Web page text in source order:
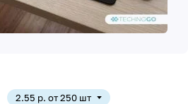
2.55 р. от 250 шт